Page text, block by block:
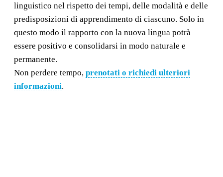
linguistico nel rispetto dei tempi, delle modalità e delle
predisposizioni di apprendimento di ciascuno. Solo in
questo modo il rapporto con la nuova lingua potrà
essere positivo e consolidarsi in modo naturale e
permanente.
Non perdere tempo, prenotati o richiedi ulteriori
informazioni.